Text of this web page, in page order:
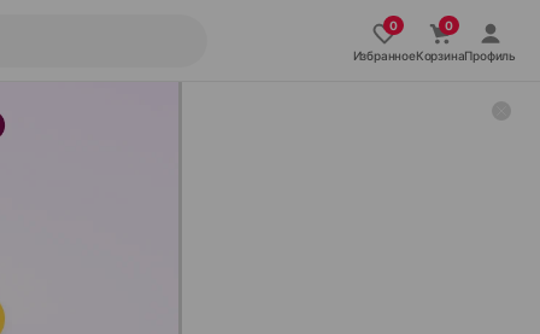
ИзбранноеКорзинаПрофиль